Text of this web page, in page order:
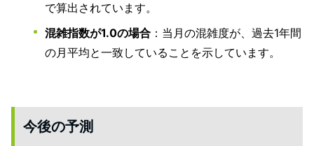
で算出されています。
混雑指数が1.0の場合 ：当月の混雑度が、過去1年間
の月平均と一致していることを示しています。
今後の予測